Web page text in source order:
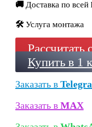
🚚 Доставка по всей
🛠️ Услуга монтажа
Рассчитать
Купить в 1
Заказать в
Заказать в MAX